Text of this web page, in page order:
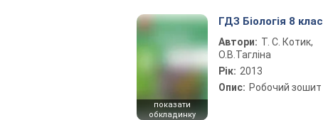
показати
обкладинку
ГДЗ Біологія 8 клас
Автори: Т. С. Котик,
О.В.Тагліна
Рік: 2013
Опис: Робочий зошит